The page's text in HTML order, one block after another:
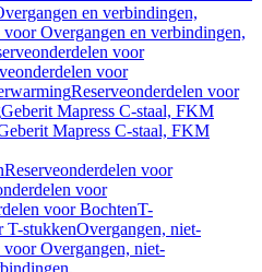
en verbindingen,
voor Overgangen en verbindingen,
voor
voor
Reserveonderdelen voor
Geberit Mapress C-staal, FKM
Mapress C-staal, FKM
Reserveonderdelen voor
voor
voor BochtenT-
T-stukkenOvergangen, niet-
voor Overgangen, niet-